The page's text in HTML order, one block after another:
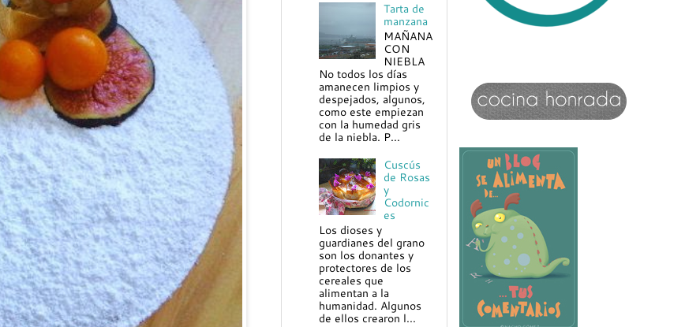
Tarta de
manzana
MAÑANA
CON
NIEBLA
No todos los días
amanecen limpios y
despejados, algunos,
como este empiezan
con la humedad gris
de la niebla. P...
Cuscús
de Rosas
y
Codornic
es
Los dioses y
guardianes del grano
son los donantes y
protectores de los
cereales que
alimentan a la
humanidad. Algunos
de ellos crearon l...